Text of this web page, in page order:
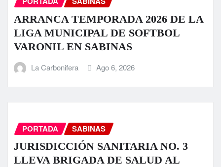
ARRANCA TEMPORADA 2026 DE LA
LIGA MUNICIPAL DE SOFTBOL
VARONIL EN SABINAS
La Carbonifera Ago 6, 2026
PORTADA SABINAS
JURISDICCIÓN SANITARIA NO. 3
LLEVA BRIGADA DE SALUD AL